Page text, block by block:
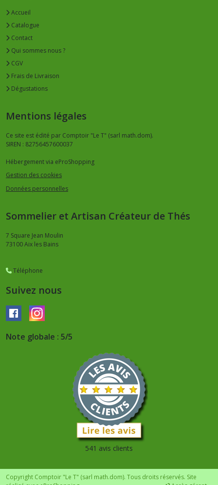
Accueil
Catalogue
Contact
Qui sommes nous ?
CGV
Frais de Livraison
Dégustations
Mentions légales
Ce site est édité par Comptoir "Le T" (sarl math.dom).
SIREN : 82756457600037
Hébergement via eProShopping
Gestion des cookies
Données personnelles
Sommelier et Artisan Créateur de Thés
7 Square Jean Moulin
73100Aix les Bains
Téléphone
Suivez nous
Note globale : 5/5
541 avis clients
Copyright Comptoir "Le T" (sarl math.dom). Tous droits réservés. Site